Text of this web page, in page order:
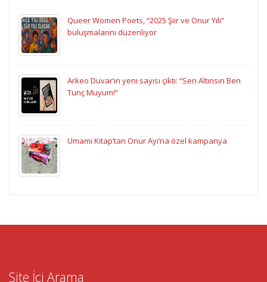
Queer Women Poets, “2025 Şiir ve Onur Yılı”
buluşmalarını düzenliyor
Arkeo Duvar’ın yeni sayısı çıktı: “Sen Altınsın Ben
Tunç Muyum!”
Umami Kitap’tan Onur Ayı’na özel kampanya
Site İçi Arama